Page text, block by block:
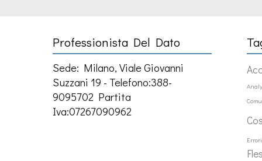
Professionista Del Dato
Sede: Milano, Viale Giovanni
Suzzani 19 - Telefono:388-
9095702 Partita
Iva:07267090962
Errori